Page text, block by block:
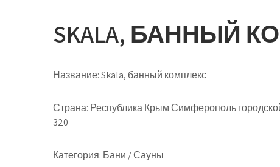
SKALA, БАННЫЙ
Название:Skala, банный комплекс
Страна: Республика Крым Симферополь
320
Категория: Бани / Сауны